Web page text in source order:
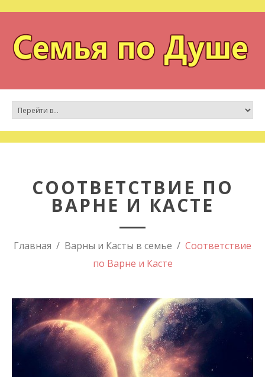
СООТВЕТСТВИЕ ПО
ВАРНЕ И КАСТЕ
Главная Варны и Касты в семье
Соответствие
по Варне и Касте